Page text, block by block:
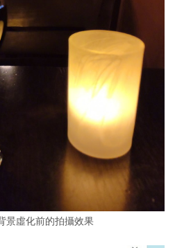
景虛化前的拍攝效果